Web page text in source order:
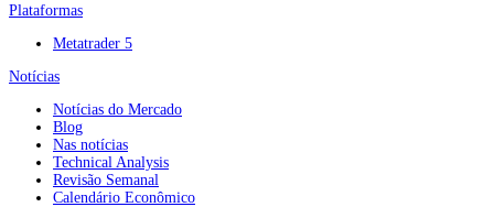
Plataformas
Metatrader 5
Notícias
Notícias do Mercado
Blog
Nas notícias
Technical Analysis
Revisão Semanal
Calendário Econômico